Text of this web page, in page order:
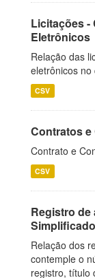
Licitações -
Eletrônicos
Relação das
eletrônicos
CSV
Contratos
Contrato e
CSV
Registro de
Relação dos
contemple o
registro, título